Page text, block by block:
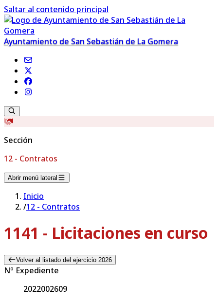
Saltar al contenido principal
Ayuntamiento de San Sebastián de La Gomera
Sección
12 - Contratos
Abrir menú lateral
Inicio
/12 - Contratos
1141 - Licitaciones en curso
Volver al listado del ejercicio 2026
Nº Expediente
2022002609